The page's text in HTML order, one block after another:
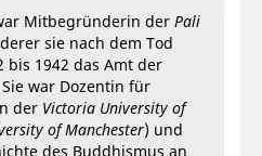
Mitbegründerin der Pali
sie nach dem Tod
bis 1942 das Amt der
war Dozentin für
der Victoria University of
of Manchester) und
des Buddhismus an